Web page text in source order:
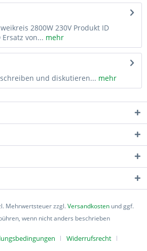
2800W 230V Produkt ID
von... mehr
und diskutieren... mehr
Mehrwertsteuer zzgl.Versandkosten und ggf.
wenn nicht anders beschrieben
Widerrufsrecht